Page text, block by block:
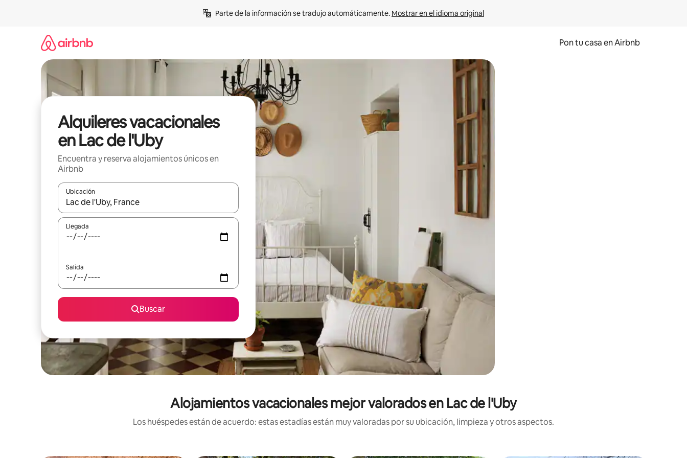
Parte de la información se tradujo automáticamente. Mostrar en el idioma original
Pon tu casa en Airbnb
Alquileres vacacionales
en Lac de l'Uby
Encuentra y reserva alojamientos únicos en
Airbnb
Ubicación
Cuando los resultados estén disponibles, navega con las teclas de flecha hacia arriba y hacia abajo o explora con el tacto o desliza el dedo.
Llegada
Salida
Buscar
Alojamientos vacacionales mejor valorados en Lac de l'Uby
Los huéspedes están de acuerdo: estas estadías están muy valoradas por su ubicación, limpieza y otros aspectos.